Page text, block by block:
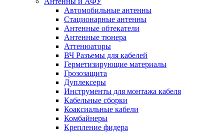
Автомобильные антенны
Стационарные антенны
Антенные обтекатели
Антенные тюнера
Аттенюаторы
ВЧ Разъемы для кабелей
Герметизирующие материалы
Грозозащита
Дуплексеры
Инструменты для монтажа кабеля
Кабельные сборки
Коаксиальные кабели
Комбайнеры
Крепление фидера